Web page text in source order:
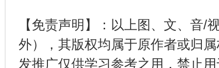
【免责声明】：以上图、文、音/
外），其版权均属于原作者或归
发推广仅供学习参考之用，禁止